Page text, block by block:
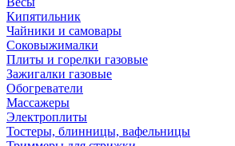
Кипятильник
Чайники и самовары
Соковыжималки
Плиты и горелки газовые
Зажигалки газовые
Обогреватели
Массажеры
Электроплиты
Тостеры, блинницы, вафельницы